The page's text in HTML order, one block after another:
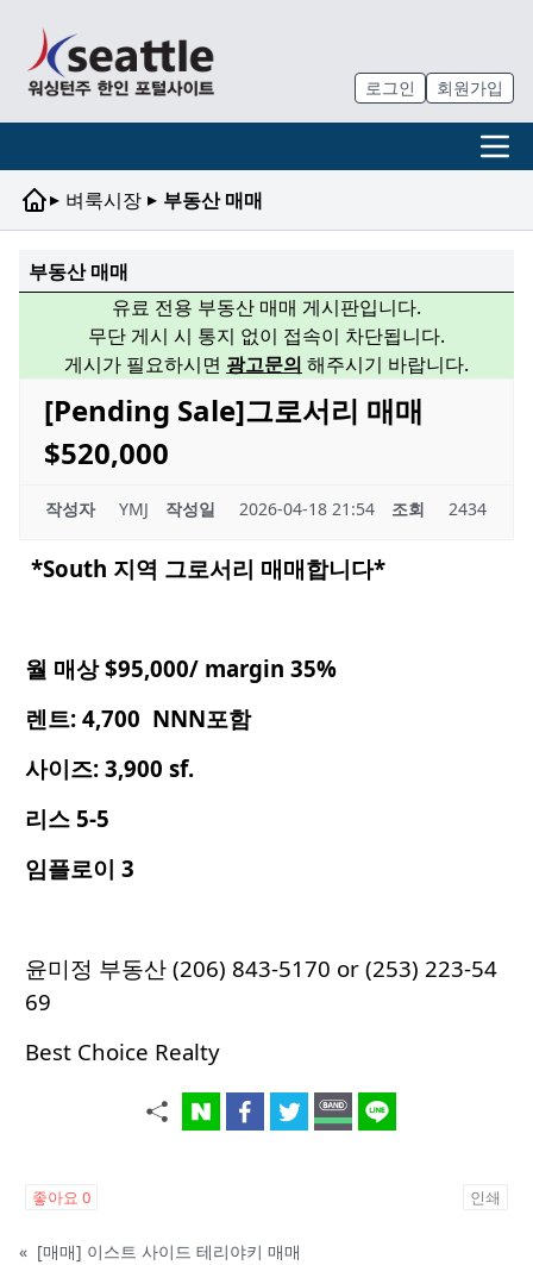
로그인 회원가입
▸ 벼룩시장 ▸ 부동산 매매
부동산 매매
유료 전용 부동산 매매 게시판입니다.
무단 게시 시 통지 없이 접속이 차단됩니다.
게시가 필요하시면 광고문의 해주시기 바랍니다.
[Pending Sale]그로서리 매매
$520,000
작성자 YMJ 작성일 2026-04-18 21:54 조회 2434
*South 지역 그로서리 매매합니다*
월 매상 $95,000/ margin 35%
렌트: 4,700 NNN포함
사이즈: 3,900 sf.
리스 5-5
임플로이 3
윤미정 부동산 (206) 843-5170 or (253) 223-54
69
Best Choice Realty
좋아요 0 인쇄
« [매매] 이스트 사이드 테리야키 매매